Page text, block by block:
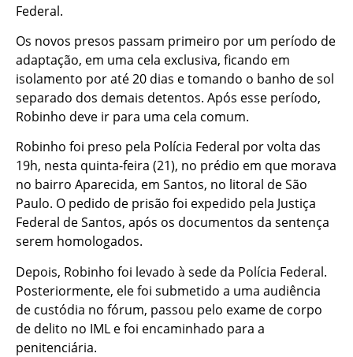
Federal.
Os novos presos passam primeiro por um período de
adaptação, em uma cela exclusiva, ficando em
isolamento por até 20 dias e tomando o banho de sol
separado dos demais detentos. Após esse período,
Robinho deve ir para uma cela comum.
Robinho foi preso pela Polícia Federal por volta das
19h, nesta quinta-feira (21), no prédio em que morava
no bairro Aparecida, em Santos, no litoral de São
Paulo. O pedido de prisão foi expedido pela Justiça
Federal de Santos, após os documentos da sentença
serem homologados.
Depois, Robinho foi levado à sede da Polícia Federal.
Posteriormente, ele foi submetido a uma audiência
de custódia no fórum, passou pelo exame de corpo
de delito no IML e foi encaminhado para a
penitenciária.